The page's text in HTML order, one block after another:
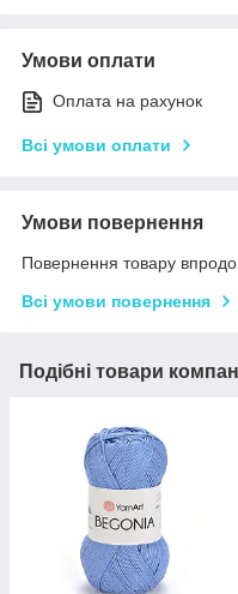
Умови оплати
Оплата на рахунок
Всі умови оплати
Умови повернення
Повернення товару
Всі умови повернення
Подібні товари